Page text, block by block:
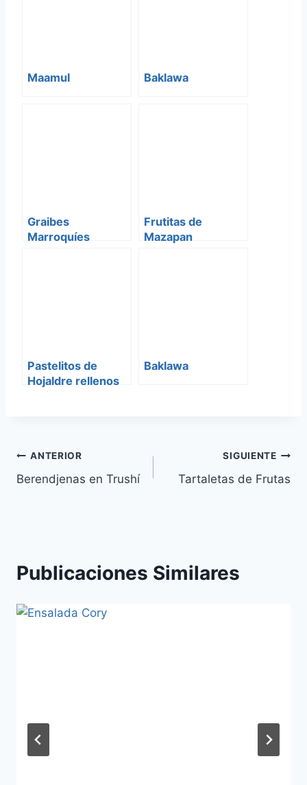
Maamul Baklawa
Graibes
Marroquíes
Frutitas de
Mazapan
Pastelitos de
Hojaldre rellenos
Baklawa
Navegación
de
ANTERIOR
Berendjenas en Trushí
SIGUIENTE
Tartaletas de Frutas
Publicaciones Similares